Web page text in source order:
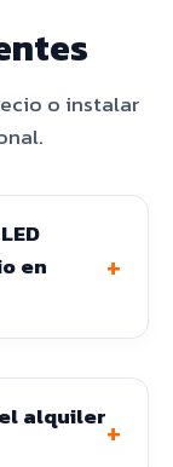
o instalar
en
+
alquiler+